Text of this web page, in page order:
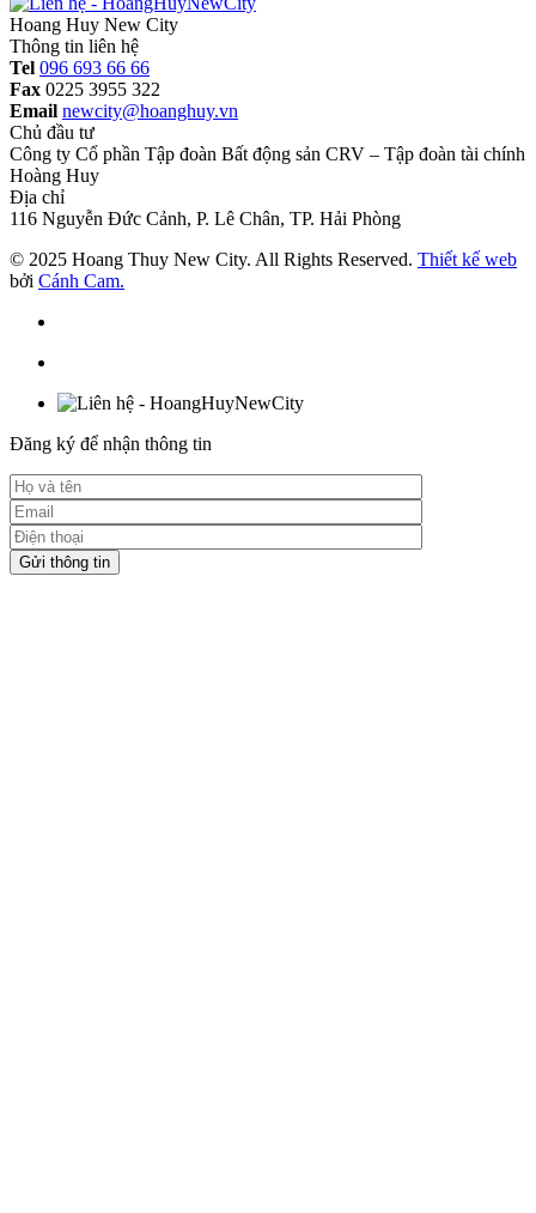
Hoang Huy New City
Thông tin liên hệ
Tel 096 693 66 66
Fax 0225 3955 322
Email newcity@hoanghuy.vn
Chủ đầu tư
Công ty Cổ phần Tập đoàn Bất động sản CRV – Tập đoàn tài chính
Hoàng Huy
Địa chỉ
116 Nguyễn Đức Cảnh, P. Lê Chân, TP. Hải Phòng
© 2025 Hoang Thuy New City. All Rights Reserved. Thiết kế web
bởi Cánh Cam.
Đăng ký để nhận thông tin
Gửi thông tin